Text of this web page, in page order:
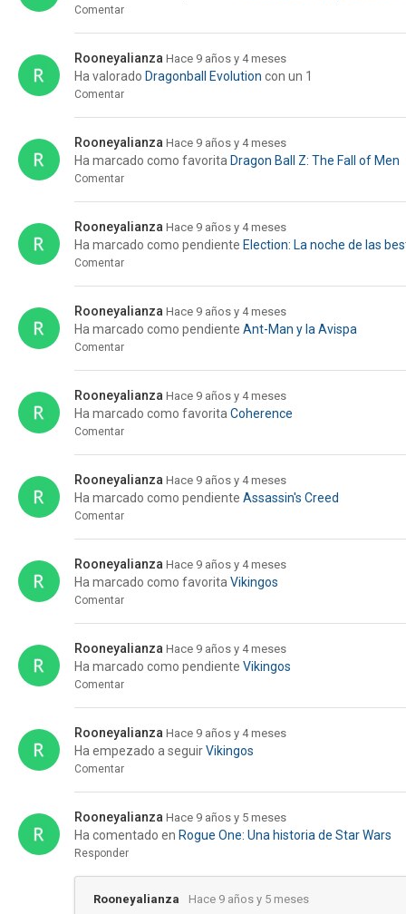
Comentar
Rooneyalianza Hace 9 años y 4 meses
Ha valorado Dragonball Evolution con un 1
Comentar
Rooneyalianza Hace 9 años y 4 meses
Ha marcado como favorita Dragon Ball Z: The Fall of Men
Comentar
Rooneyalianza Hace 9 años y 4 meses
Ha marcado como pendiente Election: La noche de las
Comentar
Rooneyalianza Hace 9 años y 4 meses
Ha marcado como pendiente Ant-Man y la Avispa
Comentar
Rooneyalianza Hace 9 años y 4 meses
Ha marcado como favorita Coherence
Comentar
Rooneyalianza Hace 9 años y 4 meses
Ha marcado como pendiente Assassin's Creed
Comentar
Rooneyalianza Hace 9 años y 4 meses
Ha marcado como favorita Vikingos
Comentar
Rooneyalianza Hace 9 años y 4 meses
Ha marcado como pendiente Vikingos
Comentar
Rooneyalianza Hace 9 años y 4 meses
Ha empezado a seguirVikingos
Comentar
Rooneyalianza Hace 9 años y 5 meses
Ha comentado en Rogue One: Una historia de Star Wars
Responder
Rooneyalianza Hace 9 años y 5 meses